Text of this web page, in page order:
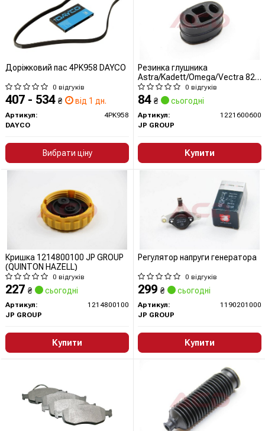
Доріжковий пас 4PK958 DAYCO
0 відгуків
407 - 534 ₴ від 1 дн.
Артикул:
4PK958
DAYCO
Вибрати ціну
Резинка глушника
Astra/Kadett/Omega/Vectra 82-
02
0 відгуків
84 ₴ сьогодні
Артикул:
1221600600
JP GROUP
Купити
Кришка 1214800100 JP GROUP
(QUINTON HAZELL)
0 відгуків
227 ₴ сьогодні
Артикул:
1214800100
JP GROUP
Купити
Регулятор напруги генератора
0 відгуків
299 ₴ сьогодні
Артикул:
1190201000
JP GROUP
Купити